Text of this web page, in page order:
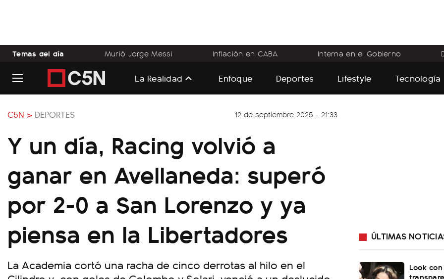
Temas del día Murió Jorge Messi Inflación en CABA Interna en el Gobierno
La Realidad Enfoque Deportes Lifestyle Tecnología
C5N > DEPORTES 12 de septiembre 2025 - 21:33
Y un día, Racing volvió a
ganar en Avellaneda: superó
por 2-0 a San Lorenzo y ya
piensa en la Libertadores
La Academia cortó una racha de cinco derrotas al hilo en el
ÚLTIMAS
Look con